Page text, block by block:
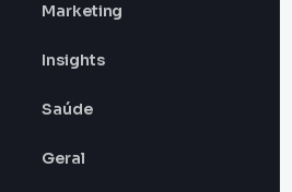
Marketing
Insights
Saúde
Geral